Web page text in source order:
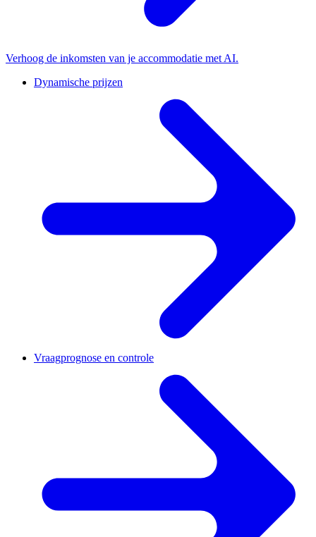
Verhoog de inkomsten van je accommodatie met AI.
Dynamische prijzen
Vraagprognose en controle